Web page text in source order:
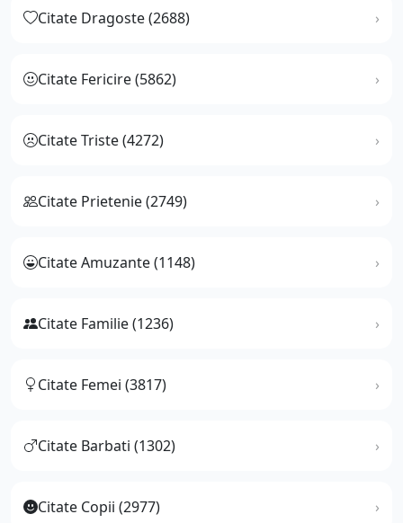
Citate Dragoste (2688)
Citate Fericire (5862)
Citate Triste (4272)
Citate Prietenie (2749)
Citate Amuzante (1148)
Citate Familie (1236)
Citate Femei (3817)
Citate Barbati (1302)
Citate Copii (2977)